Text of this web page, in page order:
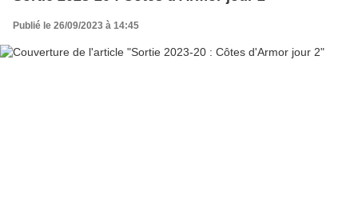
Publié le 26/09/2023 à 14:45